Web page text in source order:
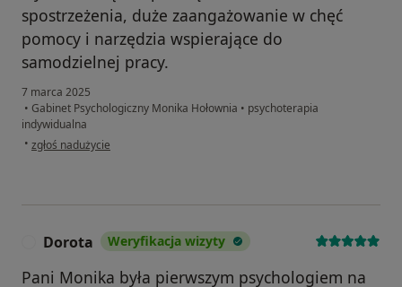
spostrzeżenia, duże zaangażowanie w chęć
pomocy i narzędzia wspierające do
samodzielnej pracy.
7 marca 2025
• Gabinet Psychologiczny Monika Hołownia • psychoterapia
indywidualna
• w opinii użytkownika Anna
zgłoś nadużycie
Dorota Weryfikacja wizyty
Pani Monika była pierwszym psychologiem na